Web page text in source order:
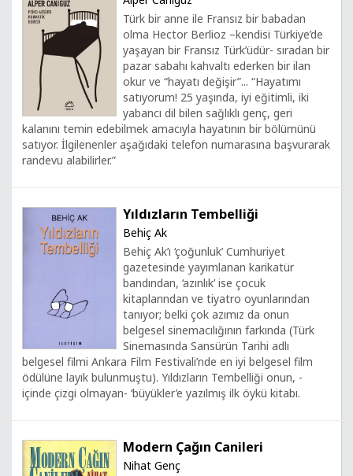
Türk bir anne ile Fransız bir babadan
olma Hector Berlioz –kendisi Türkiye’de
yaşayan bir Fransız Türk’üdür- sıradan bir
pazar sabahı kahvaltı ederken bir ilan
okur ve “hayatı değişir”... “Hayatımı
satıyorum! 25 yaşında, iyi eğitimli, iki
yabancı dil bilen sağlıklı genç, geri
kalanını temin edebilmek amacıyla hayatının bir bölümünü
satıyor. İlgilenenler aşağıdaki telefon numarasına başvurarak
randevu alabilirler.”
Yıldızların Tembelliği
Behiç Ak
Behiç Ak’ı ‘çoğunluk’ Cumhuriyet
gazetesinde yayımlanan karikatür
bandından, ‘azınlık’ ise çocuk
kitaplarından ve tiyatro oyunlarından
tanıyor; belki çok azımız da onun
belgesel sinemacılığının farkında (Türk
Sinemasında Sansürün Tarihi adlı
belgesel filmi Ankara Film Festivali’nde en iyi belgesel film
ödülüne layık bulunmuştu). Yıldızların Tembelliği onun, -
içinde çizgi olmayan- ‘büyükler’e yazılmış ilk öykü kitabı.
Modern Çağın Canileri
Nihat Genç